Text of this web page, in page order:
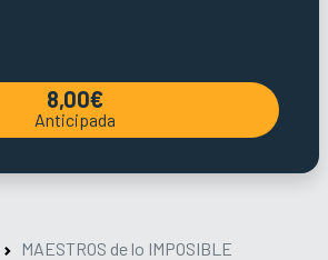
8,00€
Anticipada
MAESTROS de lo IMPOSIBLE